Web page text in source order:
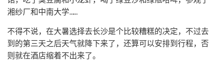
湘纱厂和中南大学……
不得不说，在大暑选择去长沙是个比较糟糕的决定，不过去
到的第三天之后天气就降下来了，还算可以安排到行程，否
则就在酒店缩着不出来了。